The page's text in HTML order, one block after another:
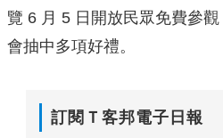
覽 6 月 5 日開放民眾免費參
會抽中多項好禮。
訂閱Ｔ客邦電子日報